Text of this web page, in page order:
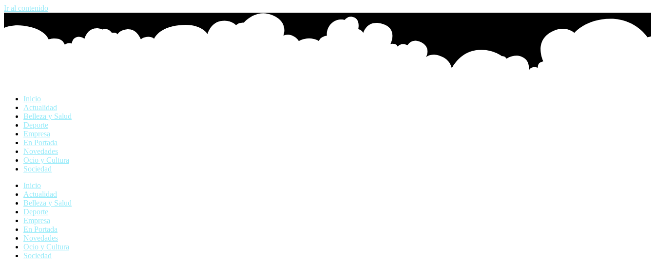
Ir al contenido
Inicio
Actualidad
Belleza y Salud
Deporte
Empresa
En Portada
Novedades
Ocio y Cultura
Sociedad
Inicio
Actualidad
Belleza y Salud
Deporte
Empresa
En Portada
Novedades
Ocio y Cultura
Sociedad